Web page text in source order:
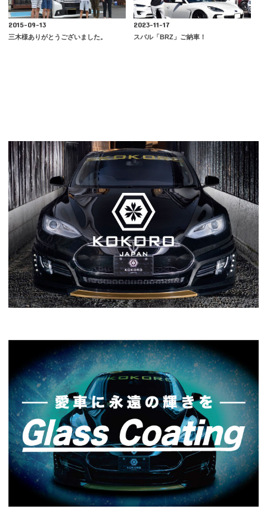
2015-09-13
三木様ありがとうございました。
2023-11-17
スバル「BRZ」ご納車！